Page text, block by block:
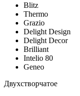
Blitz
Thermo
Grazio
Delight Design
Delight Decor
Brilliant
Intelio 80
Geneo
Двухстворчатое